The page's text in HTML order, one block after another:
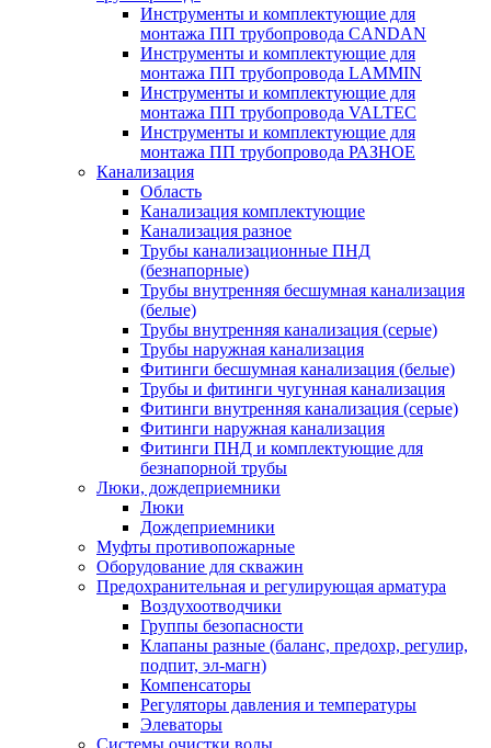
Инструменты и комплектующие для
монтажа ПП трубопровода CANDAN
Инструменты и комплектующие для
монтажа ПП трубопровода LAMMIN
Инструменты и комплектующие для
монтажа ПП трубопровода VALTEC
Инструменты и комплектующие для
монтажа ПП трубопровода РАЗНОЕ
Канализация
Область
Канализация комплектующие
Канализация разное
Трубы канализационные ПНД
(безнапорные)
Трубы внутренняя бесшумная канализация
(белые)
Трубы внутренняя канализация (серые)
Трубы наружная канализация
Фитинги бесшумная канализация (белые)
Трубы и фитинги чугунная канализация
Фитинги внутренняя канализация (серые)
Фитинги наружная канализация
Фитинги ПНД и комплектующие для
безнапорной трубы
Люки, дождеприемники
Люки
Дождеприемники
Муфты противопожарные
Оборудование для скважин
Предохранительная и регулирующая арматура
Воздухоотводчики
Группы безопасности
Клапаны разные (баланс, предохр, регулир,
подпит, эл-магн)
Компенсаторы
Регуляторы давления и температуры
Элеваторы
Системы очистки воды